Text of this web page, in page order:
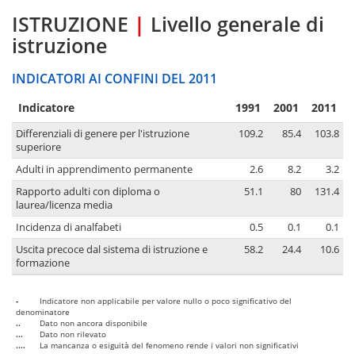
ISTRUZIONE | Livello generale di
istruzione
INDICATORI AI CONFINI DEL 2011
Indicatore 1991 2001 2011
Differenziali di genere per l'istruzione
superiore
109.2 85.4 103.8
Adulti in apprendimento permanente 2.6 8.2
3.2
Rapporto adulti con diploma o
laurea/licenza media
51.1 80 131.4
Incidenza di analfabeti 0.5 0.1
0.1
Uscita precoce dal sistema di istruzione e
formazione
58.2 24.4 10.6
-
Indicatore non applicabile per valore nullo o poco significativo del
denominatore
..
Dato non ancora disponibile
...
Dato non rilevato
....
La mancanza o esiguità del fenomeno rende i valori non significativi